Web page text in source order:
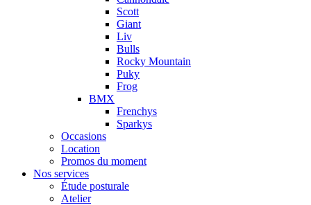
Scott
Giant
Liv
Bulls
Rocky Mountain
Puky
Frog
BMX
Frenchys
Sparkys
Occasions
Location
Promos du moment
Nos services
Étude posturale
Atelier